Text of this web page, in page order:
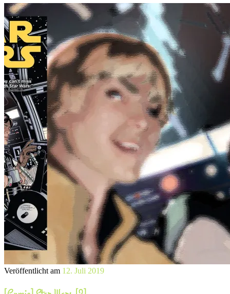
Veröffentlicht am 12. Juli 2019